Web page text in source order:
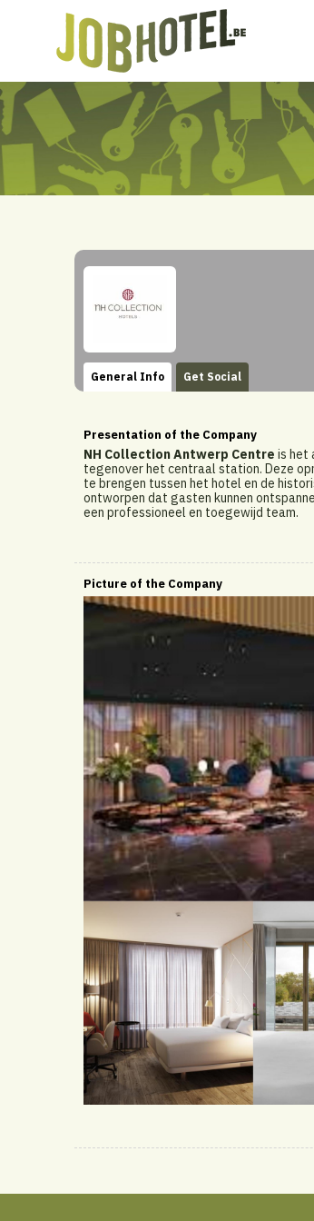
General Info Get Social
Presentation of the Company
NH Collection Antwerp Centre is het
tegenover het centraal station. Deze
te brengen tussen het hotel en de
ontworpen dat gasten kunnen
een professioneel en toegewijd team.
Picture of the Company